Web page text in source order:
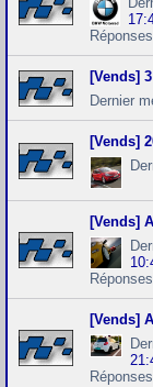
Dernier